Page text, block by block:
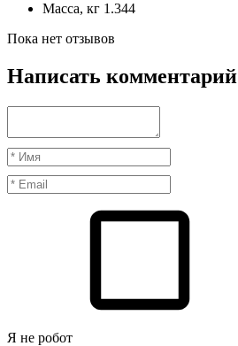
Масса, кг 1.344
Пока нет отзывов
Написать комментарий
Я нe рoбoт